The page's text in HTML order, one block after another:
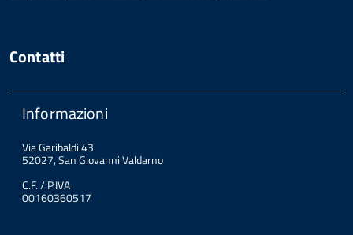
Contatti
Informazioni
Via Garibaldi 43
52027, San Giovanni Valdarno
C.F. / P.IVA
00160360517